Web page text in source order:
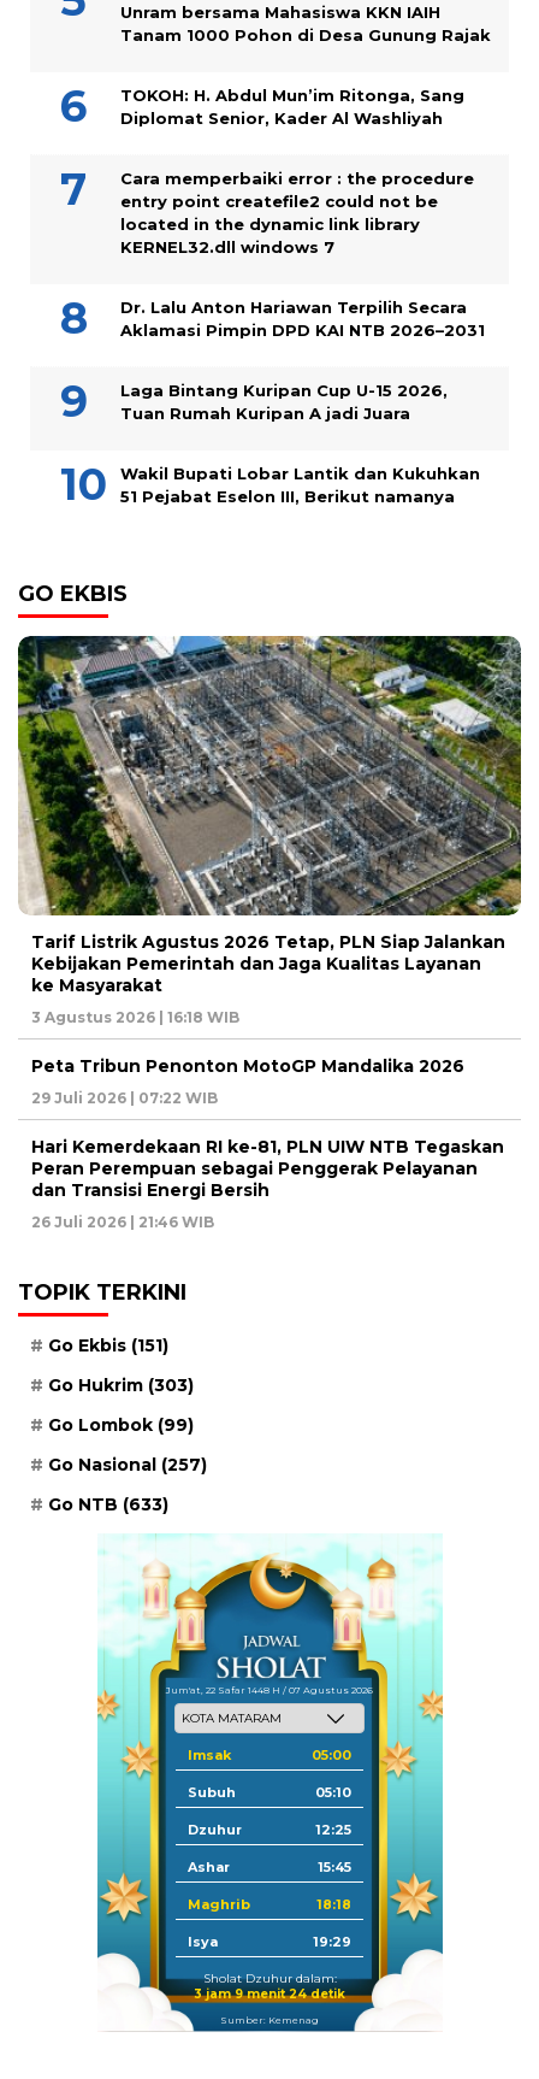
Unram bersama Mahasiswa KKN IAIH
Tanam 1000 Pohon di Desa Gunung Rajak
TOKOH: H. Abdul Mun’im Ritonga, Sang
Diplomat Senior, Kader Al Washliyah
Cara memperbaiki error : the procedure
entry point createfile2 could not be
located in the dynamic link library
KERNEL32.dll windows 7
Dr. Lalu Anton Hariawan Terpilih Secara
Aklamasi Pimpin DPD KAI NTB 2026–2031
Laga Bintang Kuripan Cup U-15 2026,
Tuan Rumah Kuripan A jadi Juara
Wakil Bupati Lobar Lantik dan Kukuhkan
51 Pejabat Eselon III, Berikut namanya
GO EKBIS
Tarif Listrik Agustus 2026 Tetap, PLN Siap Jalankan
Kebijakan Pemerintah dan Jaga Kualitas Layanan
ke Masyarakat
3 Agustus 2026 | 16:18 WIB
Peta Tribun Penonton MotoGP Mandalika 2026
29 Juli 2026 | 07:22 WIB
Hari Kemerdekaan RI ke-81, PLN UIW NTB Tegaskan
Peran Perempuan sebagai Penggerak Pelayanan
dan Transisi Energi Bersih
26 Juli 2026 | 21:46 WIB
TOPIK TERKINI
Go Ekbis (151)
Go Hukrim (303)
Go Lombok (99)
Go Nasional (257)
Go NTB (633)
Jum'at, 22 Safar 1448 H / 07 Agustus 2026
Imsak 05:00
Subuh 05:10
Dzuhur 12:25
Ashar 15:45
Maghrib 18:18
Isya 19:29
Sholat Dzuhur dalam:
3 jam 9 menit 23 detik
Sumber: Kemenag